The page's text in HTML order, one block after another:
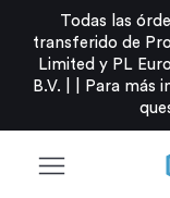
Todas las
transferido de
Limited y PL
B.V. |
Para más
menu